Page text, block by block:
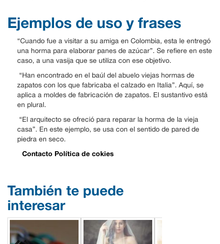
Ejemplos de uso y frases
“Cuando fue a visitar a su amiga en Colombia, esta le entregó
una horma para elaborar panes de azúcar”. Se refiere en este
caso, a una vasija que se utiliza con ese objetivo.
“Han encontrado en el baúl del abuelo viejas hormas de
zapatos con los que fabricaba el calzado en Italia”. Aquí, se
aplica a moldes de fabricación de zapatos. El sustantivo está
en plural.
“El arquitecto se ofreció para reparar la horma de la vieja
casa”. En este ejemplo, se usa con el sentido de pared de
piedra en seco.
Contacto Política de cokies
También te puede
interesar